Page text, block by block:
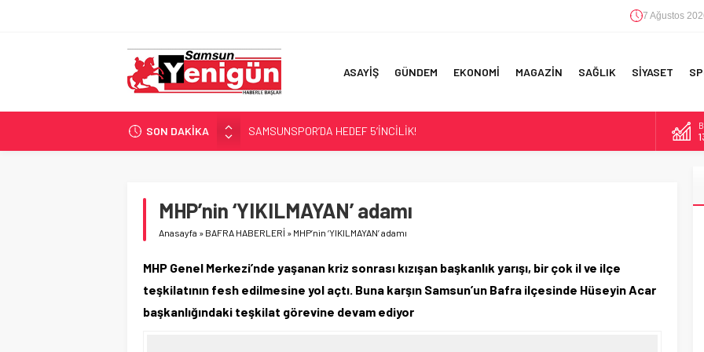
7 Ağustos
ASAYİŞ GÜNDEM EKONOMİ MAGAZİN SAĞLIK SİYASET
SON DAKİKA
SAMSUNSPOR’DA HEDEF 5’İNCİLİK!
‘BAFRA’YA YATIRIM YAPIN!’
YÖNETİCİ SEÇERKEN YAPILAN EN BÜYÜK HATALAR
GERİ SAYIM BAŞLADI
MHP’nin ‘YIKILMAYAN’ adamı
Anasayfa » BAFRA HABERLERİ » MHP’nin ‘YIKILMAYAN’ adamı
MHP Genel Merkezi’nde yaşanan kriz sonrası kızışan başkanlık yarışı, bir çok il ve ilçe
teşkilatının fesh edilmesine yol açtı. Buna karşın Samsun’un Bafra ilçesinde Hüseyin Acar
başkanlığındaki teşkilat görevine devam ediyor